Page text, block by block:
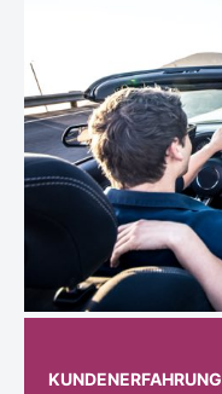
KUNDENERFAHRUNG